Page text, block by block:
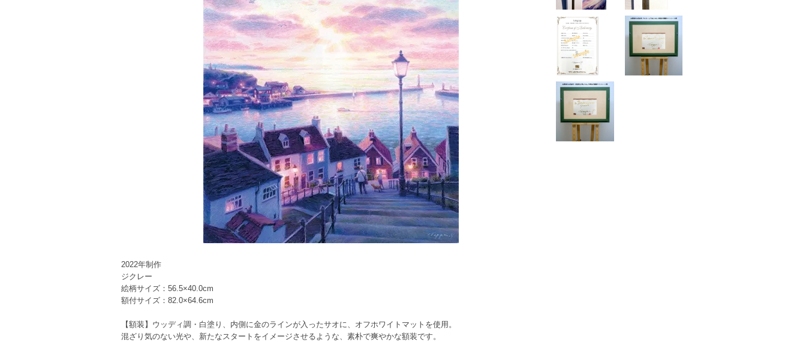
2022年制作
ジクレー
絵柄サイズ：56.5×40.0cm
額付サイズ：82.0×64.6cm
【額装】ウッディ調・白塗り、内側に金のラインが入ったサオに、オフホワイトマットを使用。
混ざり気のない光や、新たなスタートをイメージさせるような、素朴で爽やかな額装です。